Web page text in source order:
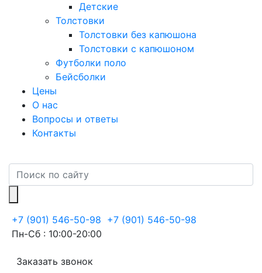
Детские
Толстовки
Толстовки без капюшона
Толстовки с капюшоном
Футболки поло
Бейсболки
Цены
О нас
Вопросы и ответы
Контакты
+7 (901) 546-50-98 +7 (901) 546-50-98
Пн-Сб : 10:00-20:00
Заказать звонок